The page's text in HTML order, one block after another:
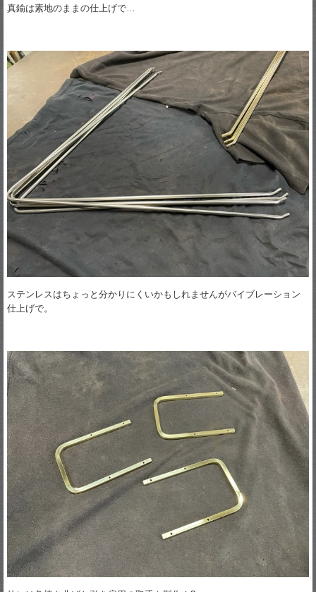
真鍮は素地のままの仕上げで…
ステンレスはちょっと分かりにくいかもしれませんがバイブレーション
仕上げで。